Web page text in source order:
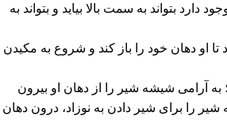
دارد بتواند به سمت بالا بیاید و بتواند به
او دهان خود را باز کند و شروع به مکیدن
‌آرامی شیشه شیر را از دهان او بیرون
شیر را برای شیر دادن به نوزاد، درون دهان